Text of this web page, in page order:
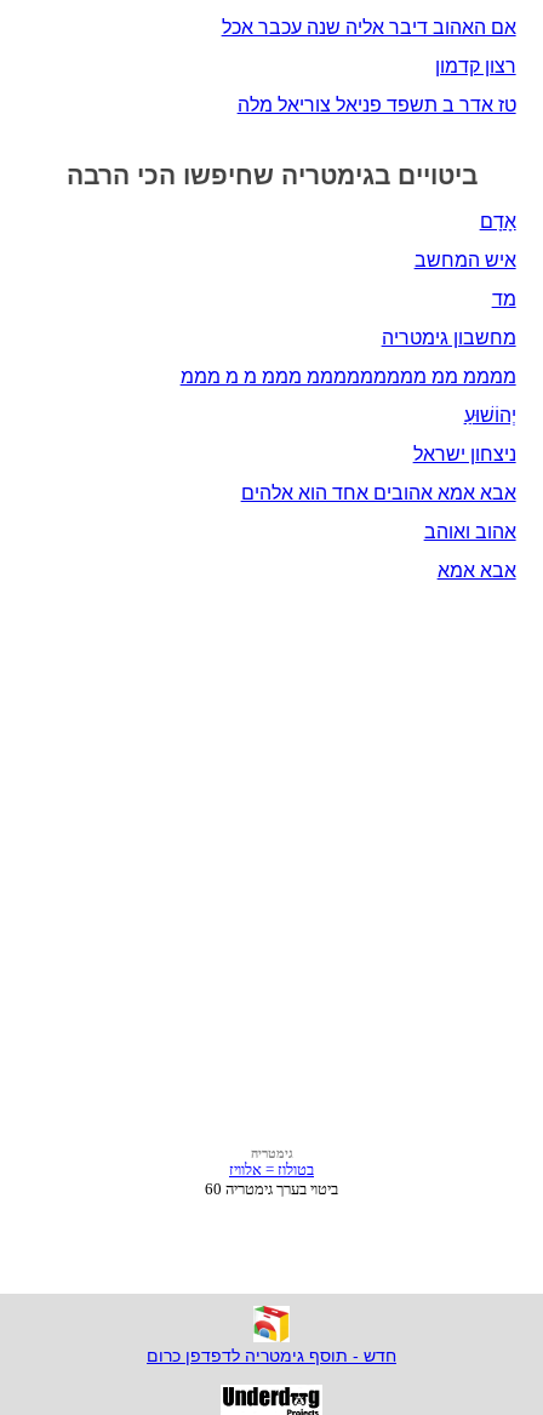
אם האהוב דיבר אליה שנה עכבר אכל
רצון קדמון
טז אדר ב תשפד פניאל צוריאל מלה
ביטויים בגימטריה שחיפשו הכי הרבה
אָדָם‎
איש המחשב
מד
מחשבון גימטריה
ממממ ממ מממממממממ מממ מ מ מממ
יְהוֹשׁוּעַ
ניצחון ישראל
אבא אמא אהובים אחד הוא אלהים
אהוב ואוהב
אבא אמא
חדש - תוסף גימטריה לדפדפן כרום